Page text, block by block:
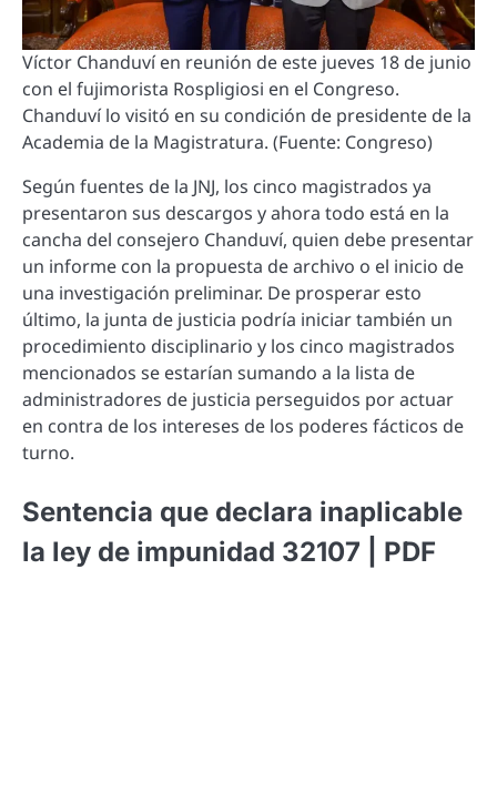
Víctor Chanduví en reunión de este jueves 18 de junio
con el fujimorista Rospligiosi en el Congreso.
Chanduví lo visitó en su condición de presidente de la
Academia de la Magistratura. (Fuente: Congreso)
Según fuentes de la JNJ, los cinco magistrados ya
presentaron sus descargos y ahora todo está en la
cancha del consejero Chanduví, quien debe presentar
un informe con la propuesta de archivo o el inicio de
una investigación preliminar. De prosperar esto
último, la junta de justicia podría iniciar también un
procedimiento disciplinario y los cinco magistrados
mencionados se estarían sumando a la lista de
administradores de justicia perseguidos por actuar
en contra de los intereses de los poderes fácticos de
turno.
Sentencia que declara inaplicable
la ley de impunidad 32107 | PDF